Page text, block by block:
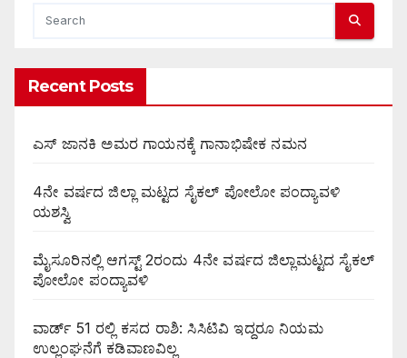
Recent Posts
ಎಸ್ ಜಾನಕಿ ಅಮರ ಗಾಯನಕ್ಕೆ ಗಾನಾಭಿಷೇಕ ನಮನ
4ನೇ ವರ್ಷದ ಜಿಲ್ಲಾ ಮಟ್ಟದ ಸೈಕಲ್ ಪೋಲೋ ಪಂದ್ಯಾವಳಿ
ಯಶಸ್ವಿ
ಮೈಸೂರಿನಲ್ಲಿ ಆಗಸ್ಟ್‌ 2ರಂದು 4ನೇ ವರ್ಷದ ಜಿಲ್ಲಾಮಟ್ಟದ ಸೈಕಲ್
ಪೋಲೋ ಪಂದ್ಯಾವಳಿ
ವಾರ್ಡ್ 51 ರಲ್ಲಿ ಕಸದ ರಾಶಿ: ಸಿಸಿಟಿವಿ ಇದ್ದರೂ ನಿಯಮ
ಉಲ್ಲಂಘನೆಗೆ ಕಡಿವಾಣವಿಲ್ಲ